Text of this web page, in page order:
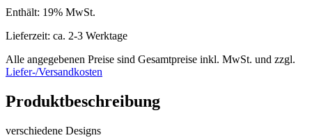
Enthält: 19% MwSt.
Lieferzeit: ca. 2-3 Werktage
Alle angegebenen Preise sind Gesamtpreise inkl. MwSt. und zzgl.
Liefer-/Versandkosten
Produktbeschreibung
verschiedene Designs